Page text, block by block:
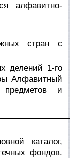
алфавитно-
стран с
делений 1-го
Алфавитный
предметов и
каталог,
фондов.